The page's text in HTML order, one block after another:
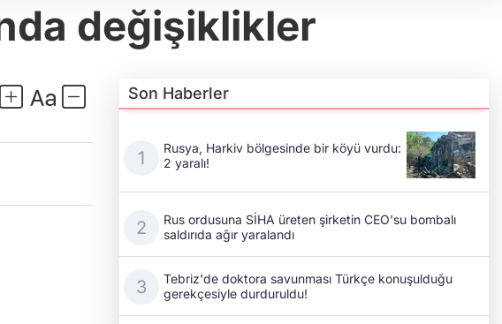
değişiklikler
Son Haberler
Rusya, Harkiv bölgesinde bir köyü vurdu:
2 yaralı!
Rus ordusuna SİHA üreten şirketin CEO'su bombalı
saldırıda ağır yaralandı
Tebriz'de doktora savunması Türkçe konuşulduğu
gerekçesiyle durduruldu!